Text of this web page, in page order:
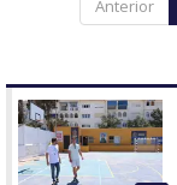
Anterior